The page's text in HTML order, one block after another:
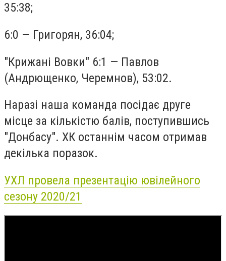
35:38;
6:0 — Григорян, 36:04;
"Крижані Вовки" 6:1 — Павлов
(Андрющенко, Черемнов), 53:02.
Наразі наша команда посідає друге
місце за кількістю балів, поступившись
"Донбасу". ХК останнім часом отримав
декілька поразок.
УХЛ провела презентацію ювілейного
сезону 2020/21